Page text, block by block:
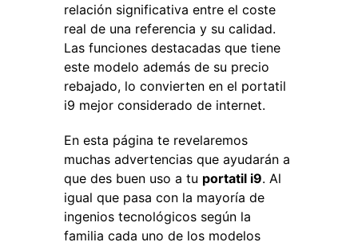
relación significativa entre el coste
real de una referencia y su calidad.
Las funciones destacadas que tiene
este modelo además de su precio
rebajado, lo convierten en el portatil
i9 mejor considerado de internet.
En esta página te revelaremos
muchas advertencias que ayudarán a
que des buen uso a tu portatil i9. Al
igual que pasa con la mayoría de
ingenios tecnológicos según la
familia cada uno de los modelos